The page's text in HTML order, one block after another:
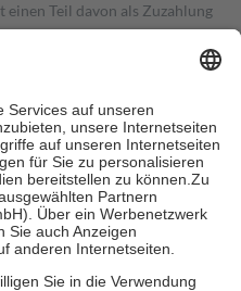
Teil davon als Zuzahlung
in Höhe von zehn
nie mehr als die tatsächlichen
für Online-Apotheken.
beträgt die
sowie zehn Euro je
für ihre eigene Gesundheit zu
der Familie zu unterstützen,